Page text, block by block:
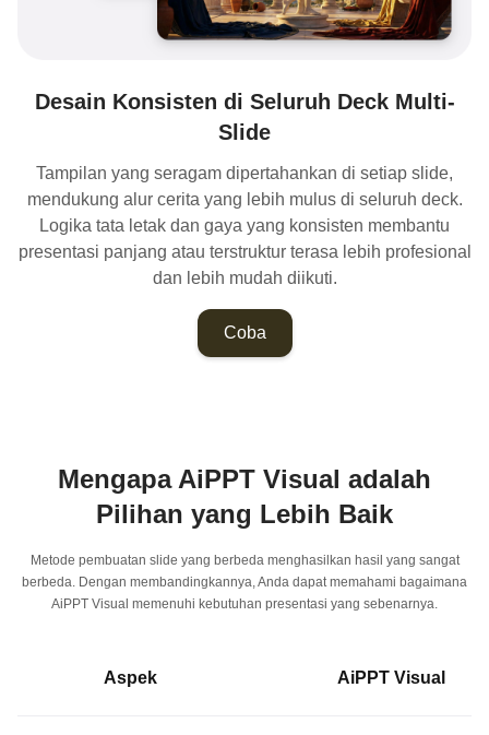
Desain Konsisten di Seluruh Deck Multi-
Slide
Tampilan yang seragam dipertahankan di setiap slide,
mendukung alur cerita yang lebih mulus di seluruh deck.
Logika tata letak dan gaya yang konsisten membantu
presentasi panjang atau terstruktur terasa lebih profesional
dan lebih mudah diikuti.
Coba
Mengapa AiPPT Visual adalah
Pilihan yang Lebih Baik
Metode pembuatan slide yang berbeda menghasilkan hasil yang sangat
berbeda. Dengan membandingkannya, Anda dapat memahami bagaimana
AiPPT Visual memenuhi kebutuhan presentasi yang sebenarnya.
Aspek AiPPT Visual